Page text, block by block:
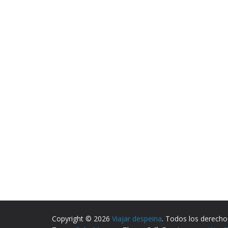
Copyright © 2026 Viajar despeina. Todos los